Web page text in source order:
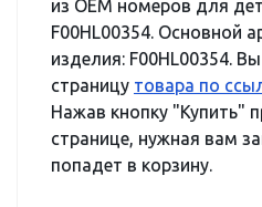
из OEM номеров для
F00HL00354. Основной
изделия: F00HL00354.
страницу товара по
Нажав кнопку "Купить"
странице, нужная вам
попадет в корзину.